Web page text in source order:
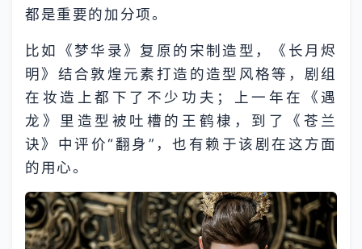
都是重要的加分项。
比如《梦华录》复原的宋制造型，《长月烬
明》结合敦煌元素打造的造型风格等，剧组
在妆造上都下了不少功夫；上一年在《遇
龙》里造型被吐槽的王鹤棣，到了《苍兰
诀》中评价“翻身”，也有赖于该剧在这方面
的用心。